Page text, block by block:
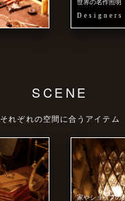
Designers
SCENE
それぞれの空間に合うアイテム
家やショップの